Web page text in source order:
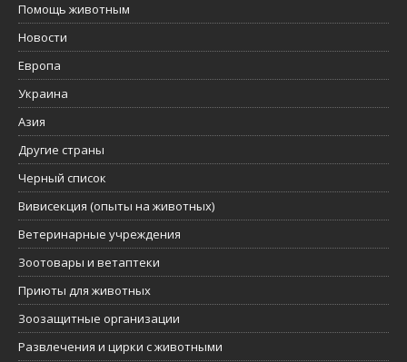
Помощь животным
Новости
Европа
Украина
Азия
Другие страны
Черный список
Вивисекция (опыты на животных)
Ветеринарные учреждения
Зоотовары и ветаптеки
Приюты для животных
Зоозащитные организации
Развлечения и цирки с животными